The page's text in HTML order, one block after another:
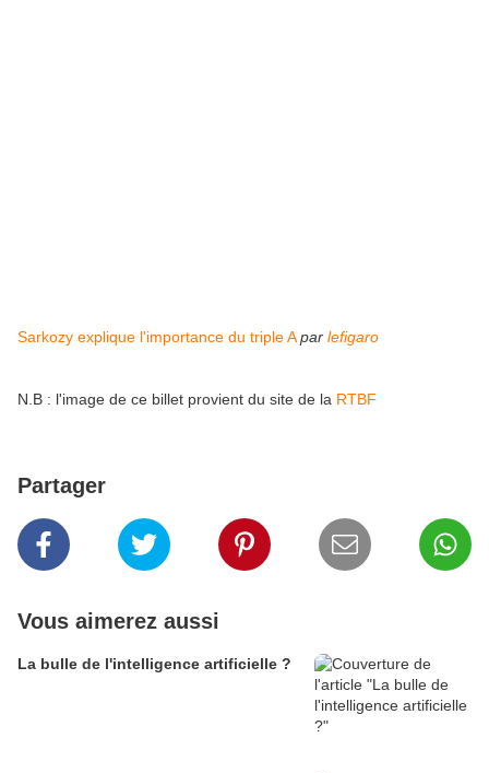
Sarkozy explique l'importance du triple A par lefigaro
N.B : l'image de ce billet provient du site de la RTBF
Partager
Vous aimerez aussi
La bulle de l'intelligence artificielle ?